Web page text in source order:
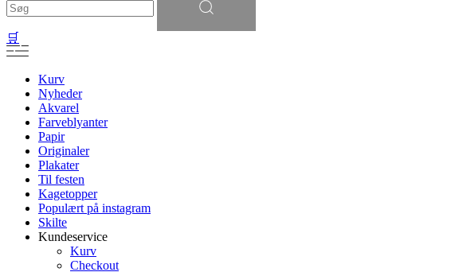
efter:
🛒
Kurv
Nyheder
Akvarel
Farveblyanter
Papir
Originaler
Plakater
Til festen
Kagetopper
Populært på instagram
Skilte
Kundeservice
Kurv
Checkout